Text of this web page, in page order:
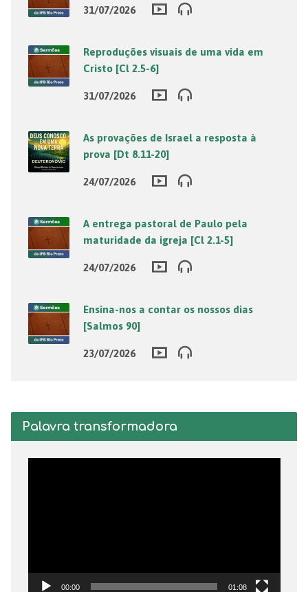
31/07/2026
Reproduções visuais de uma vida em
Cristo [Cl 2.5-6]
31/07/2026
As provações de Israel a resposta à
prova [Dt 8.11-20]
24/07/2026
A entrega pastoral de Paulo pela
maturidade da igreja [Cl 2.1-5]
24/07/2026
Ensina-nos a contar os nossos dias
[Salmos 90]
23/07/2026
Palavra transformadora
00:00 01:08